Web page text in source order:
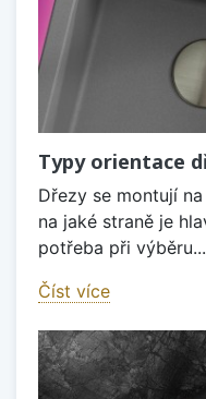
Typy orientace
Dřezy se montují
na jaké straně je
potřeba při výběru...
Číst více